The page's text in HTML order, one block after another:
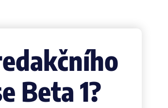
Beta 1?